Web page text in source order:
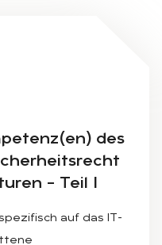
des
– Teil I
auf das IT-